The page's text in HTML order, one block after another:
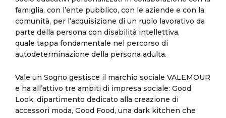
famiglia, con l’ente pubblico, con le aziende e con la
comunità, per l’acquisizione di un ruolo lavorativo da
parte della persona con disabilità intellettiva,
quale tappa fondamentale nel percorso di
autodeterminazione della persona adulta.
Vale un Sogno gestisce il marchio sociale VALEMOUR
e ha all’attivo tre ambiti di impresa sociale: Good
Look, dipartimento dedicato alla creazione di
accessori moda, Good Food, una dark kitchen che